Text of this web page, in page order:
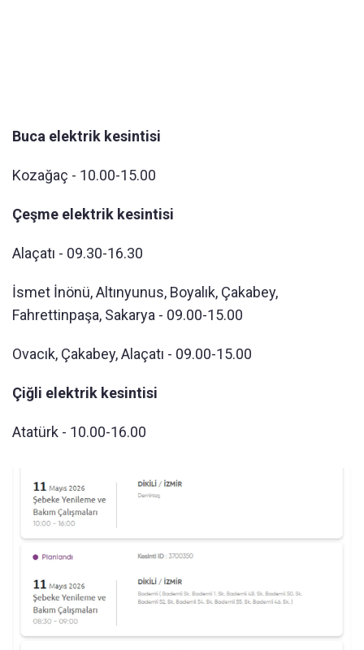
Buca elektrik kesintisi
Kozağaç - 10.00-15.00
Çeşme elektrik kesintisi
Alaçatı - 09.30-16.30
İsmet İnönü, Altınyunus, Boyalık, Çakabey,
Fahrettinpaşa, Sakarya - 09.00-15.00
Ovacık, Çakabey, Alaçatı - 09.00-15.00
Çiğli elektrik kesintisi
Atatürk - 10.00-16.00